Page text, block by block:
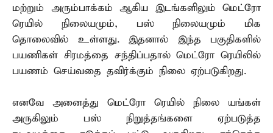
மற்றும் அரும்பாக்கம் ஆகிய இடங்களிலும் மெட்ரோ
ரெயில் நிலையமும், பஸ் நிலையமும் மிக
தொலைவில் உள்ளது. இதனால் இந்த பகுதிகளில்
பயணிகள் சிரமத்தை சந்திப்பதால் மெட்ரோ ரெயிலில்
பயணம் செய்வதை தவிர்க்கும் நிலை ஏற்படுகிறது.
எனவே அனைத்து மெட்ரோ ரெயில் நிலை யங்கள்
அருகிலும் பஸ் நிறுத்தங்களை ஏற்படுத்த